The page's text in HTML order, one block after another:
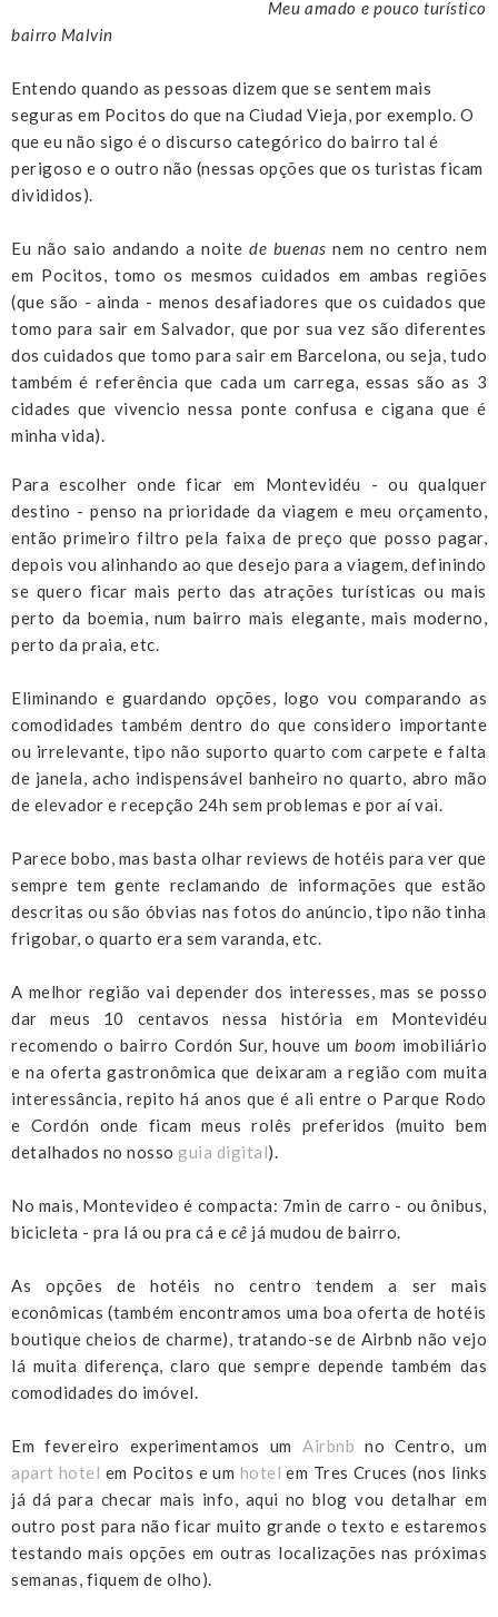
Meu amado e pouco turístico
bairro Malvin
Entendo quando as pessoas dizem que se sentem mais
seguras em Pocitos do que na Ciudad Vieja, por exemplo. O
que eu não sigo é o discurso categórico do bairro tal é
perigoso e o outro não (nessas opções que os turistas ficam
divididos).
Eu não saio andando a noitede buenasnem no centro nem
em Pocitos, tomo os mesmos cuidados em ambas regiões
(que são - ainda - menos desafiadores que os cuidados que
tomo para sair em Salvador, que por sua vez são diferentes
dos cuidados que tomo para sair em Barcelona, ou seja, tudo
também é referência que cada um carrega, essas são as 3
cidades que vivencio nessa ponte confusa e cigana que é
minha vida).
Para escolher onde ficar em Montevidéu - ou qualquer
destino - penso na prioridade da viagem e meu orçamento,
então primeiro filtro pela faixa de preço que posso pagar,
depois vou alinhando ao que desejo para a viagem, definindo
se quero ficar mais perto das atrações turísticas ou mais
perto da boemia, num bairro mais elegante, mais moderno,
perto da praia, etc.
Eliminando e guardando opções, logo vou comparando as
comodidades também dentro do que considero importante
ou irrelevante, tipo não suporto quarto com carpete e falta
de janela, acho indispensável banheiro no quarto, abro mão
de elevador e recepção 24h sem problemas e por aí vai.
Parece bobo, mas basta olhar reviews de hotéis para ver que
sempre tem gente reclamando de informações que estão
descritas ou são óbvias nas fotos do anúncio, tipo não tinha
frigobar, o quarto era sem varanda, etc.
A melhor região vai depender dos interesses, mas se posso
dar meus 10 centavos nessa história em Montevidéu
recomendo o bairro Cordón Sur, houve um boom imobiliário
e na oferta gastronômica que deixaram a região com muita
interessância, repito há anos que é ali entre o Parque Rodo
e Cordón onde ficam meus rolês preferidos (muito bem
detalhados no nosso guia digital).
No mais, Montevideo é compacta: 7min de carro - ou ônibus,
bicicleta - pra lá ou pra cá e cê já mudou de bairro.
As opções de hotéis no centro tendem a ser mais
econômicas (também encontramos uma boa oferta de hotéis
boutique cheios de charme), tratando-se de Airbnb não vejo
lá muita diferença, claro que sempre depende também das
comodidades do imóvel.
Em fevereiro experimentamos umAirbnb no Centro, um
apart hotel em Pocitos e um hotel em Tres Cruces (nos links
já dá para checar mais info, aqui no blog vou detalhar em
outro post para não ficar muito grande o texto e estaremos
testando mais opções em outras localizações nas próximas
semanas, fiquem de olho).